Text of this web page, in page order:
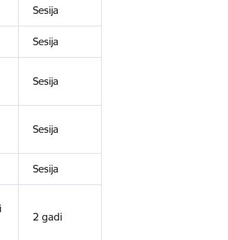
Sesija
Sesija
Sesija
Sesija
Sesija
2 gadi